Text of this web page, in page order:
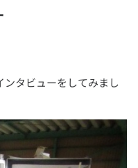
タビューをしてみまし